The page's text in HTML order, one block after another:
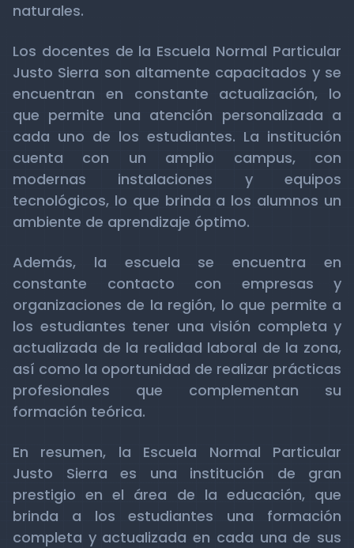
naturales.
Los docentes de la Escuela Normal Particular
Justo Sierra son altamente capacitados y se
encuentran en constante actualización, lo
que permite una atención personalizada a
cada uno de los estudiantes. La institución
cuenta con un amplio campus, con
modernas instalaciones y equipos
tecnológicos, lo que brinda a los alumnos un
ambiente de aprendizaje óptimo.
Además, la escuela se encuentra en
constante contacto con empresas y
organizaciones de la región, lo que permite a
los estudiantes tener una visión completa y
actualizada de la realidad laboral de la zona,
así como la oportunidad de realizar prácticas
profesionales que complementan su
formación teórica.
En resumen, la Escuela Normal Particular
Justo Sierra es una institución de gran
prestigio en el área de la educación, que
brinda a los estudiantes una formación
completa y actualizada en cada una de sus